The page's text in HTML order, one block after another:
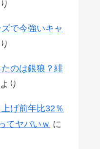
で今強いキャ
たのは銀狼？緋
より
げ前年比32％
てヤバいｗ に